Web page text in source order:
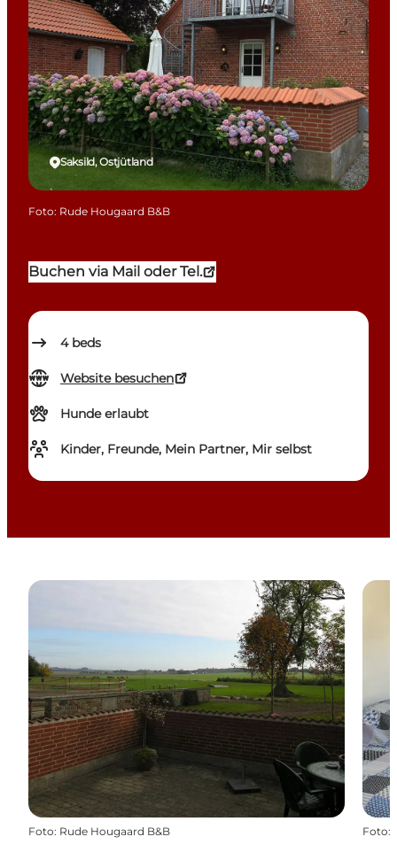
Buchen via Mail oder Tel.
4 beds
Website besuchen
Hunde erlaubt
Kinder, Freunde, Mein Partner, Mir selbst
Saksild, Ostjütland
Foto: Rude Hougaard B&B
Foto: Rude Hougaard B&B Foto: